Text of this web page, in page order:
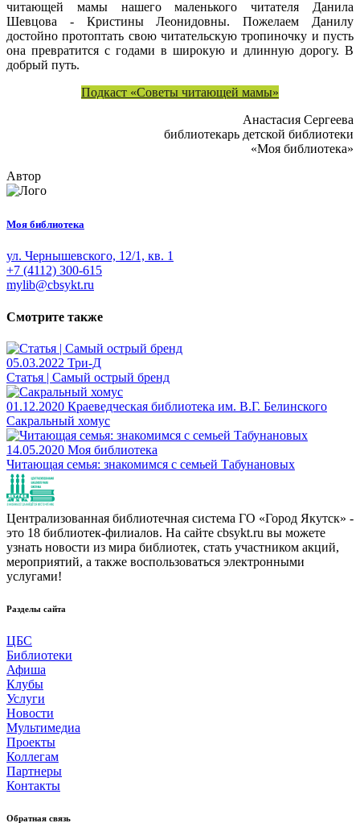
читающей мамы нашего маленького читателя Данила
Шевцова - Кристины Леонидовны. Пожелаем Данилу
достойно протоптать свою читательскую тропиночку и пусть
она превратится с годами в широкую и длинную дорогу. В
добрый путь.
Подкаст «Советы читающей мамы»
Анастасия Сергеева
библиотекарь детской библиотеки
«Моя библиотека»
Автор
Моя библиотека
ул. Чернышевского, 12/1, кв. 1
+7 (4112) 300-615
mylib@cbsykt.ru
Смотрите также
05.03.2022 Три-Д
Статья | Самый острый бренд
01.12.2020 Краеведческая библиотека им. В.Г. Белинского
Сакральный хомус
14.05.2020 Моя библиотека
Читающая семья: знакомимся с семьей Табунановых
Централизованная библиотечная система ГО «Город Якутск» -
это 18 библиотек-филиалов. На сайте cbsykt.ru вы можете
узнать новости из мира библиотек, стать участником акций,
мероприятий, а также воспользоваться электронными
услугами!
Разделы сайта
ЦБС
Библиотеки
Афиша
Клубы
Услуги
Новости
Мультимедиа
Проекты
Коллегам
Партнеры
Контакты
Обратная связь